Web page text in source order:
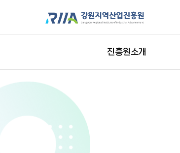
진흥원소개